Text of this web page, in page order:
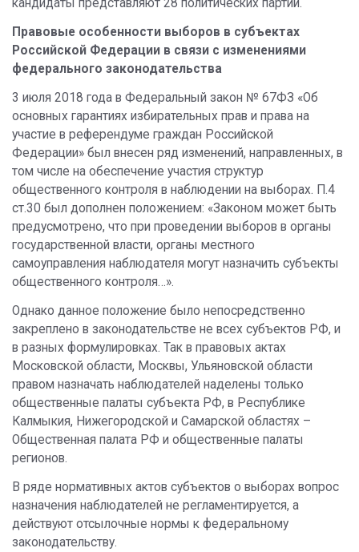
кандидаты представляют 28 политических партий.
Правовые особенности выборов в субъектах
Российской Федерации в связи с изменениями
федерального законодательства
3 июля 2018 года в Федеральный закон № 67ФЗ «Об
основных гарантиях избирательных прав и права на
участие в референдуме граждан Российской
Федерации» был внесен ряд изменений, направленных, в
том числе на обеспечение участия структур
общественного контроля в наблюдении на выборах. П.4
ст.30 был дополнен положением: «Законом может быть
предусмотрено, что при проведении выборов в органы
государственной власти, органы местного
самоуправления наблюдателя могут назначить субъекты
общественного контроля…».
Однако данное положение было непосредственно
закреплено в законодательстве не всех субъектов РФ, и
в разных формулировках. Так в правовых актах
Московской области, Москвы, Ульяновской области
правом назначать наблюдателей наделены только
общественные палаты субъекта РФ, в Республике
Калмыкия, Нижегородской и Самарской областях –
Общественная палата РФ и общественные палаты
регионов.
В ряде нормативных актов субъектов о выборах вопрос
назначения наблюдателей не регламентируется, а
действуют отсылочные нормы к федеральному
законодательству.